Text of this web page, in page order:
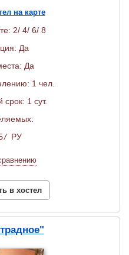
на карте
2/ 4/ 6/ 8
Да
Да
1 чел.
1 сут.
/ РУ
в хостел